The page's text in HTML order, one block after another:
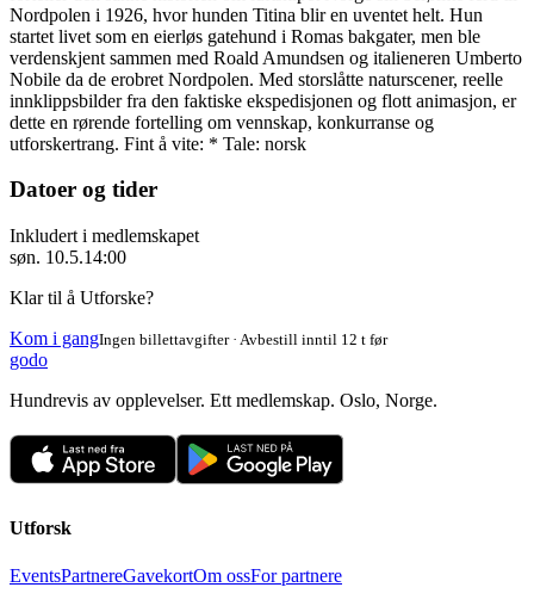
Nordpolen i 1926, hvor hunden Titina blir en uventet helt. Hun
startet livet som en eierløs gatehund i Romas bakgater, men ble
verdenskjent sammen med Roald Amundsen og italieneren Umberto
Nobile da de erobret Nordpolen. Med storslåtte naturscener, reelle
innklippsbilder fra den faktiske ekspedisjonen og flott animasjon, er
dette en rørende fortelling om vennskap, konkurranse og
utforskertrang. Fint å vite: * Tale: norsk
Datoer og tider
Inkludert i medlemskapet
søn. 10.5.14:00
Klar til å Utforske?
Kom i gangIngen billettavgifter · Avbestill inntil 12 t før
godo
Hundrevis av opplevelser. Ett medlemskap. Oslo, Norge.
Utforsk
EventsPartnereGavekortOm ossFor partnere